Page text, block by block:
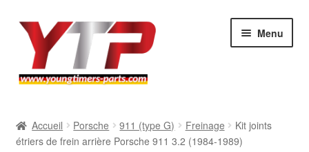
Aller
navigation
Aller
contenu
Menu
BMW
Accueil Porsche 911 (type G) Freinage
Kit joints
étriers de frein arrière Porsche 911 3.2 (1984-1989)